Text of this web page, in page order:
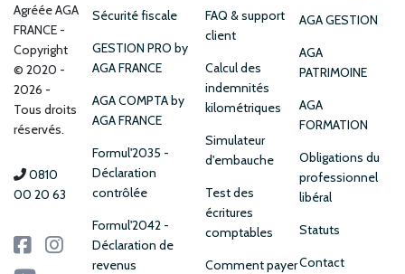
Agréée AGA
FRANCE
Copyright
© 2020 -
2026 -
Tous droits
réservés.
0810
00 20 63
Sécurité fiscale
GESTION PRO by
AGA FRANCE
AGA COMPTA by
AGA FRANCE
Formul'2035 -
Déclaration
contrôlée
Formul'2042 -
Déclaration de
revenus
FAQ & support
client
Calcul des
indemnités
kilométriques
Simulateur
d'embauche
Test des
écritures
comptables
Comment payer
AGA GESTION
AGA
PATRIMOINE
AGA
FORMATION
Obligations du
professionnel
libéral
Statuts
Contact